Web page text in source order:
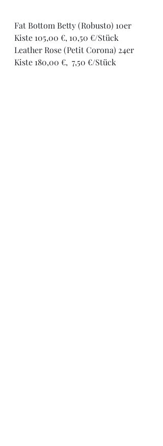
Fat Bottom Betty (Robusto) 10er
Kiste 105,00 €, 10,50 €/Stück
Leather Rose (Petit Corona) 24er
Kiste 180,00 €,  7,50 €/Stück